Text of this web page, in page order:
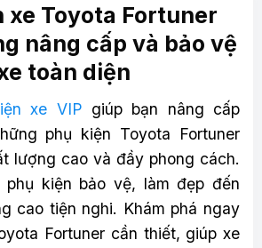
xe Toyota Fortuner
nâng cấp và bảo vệ
toàn diện
xe VIP giúp bạn nâng cấp
phụ kiện Toyota Fortuner
lượng cao và đầy phong cách.
phụ kiện bảo vệ, làm đẹp đến
cao tiện nghi. Khám phá ngay
Fortuner cần thiết, giúp xe